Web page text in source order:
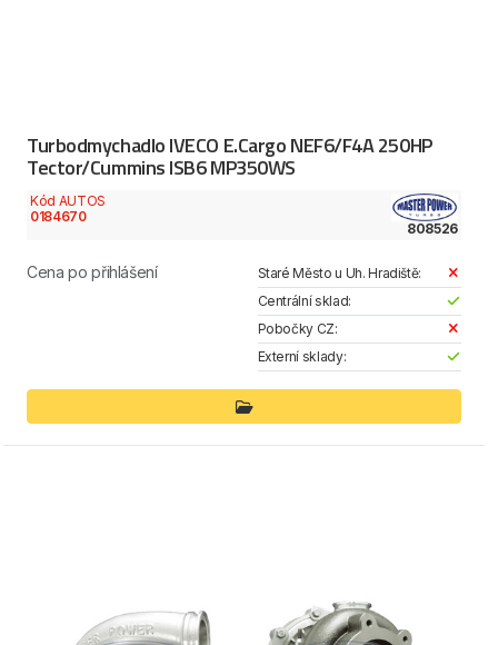
Turbodmychadlo IVECO E.Cargo NEF6/F4A 250HP
Tector/Cummins ISB6 MP350WS
Kód AUTOS
0184670
808526
Cena po přihlášení
Staré Město u Uh. Hradiště:
Centrální sklad:
Pobočky CZ:
Externí sklady: